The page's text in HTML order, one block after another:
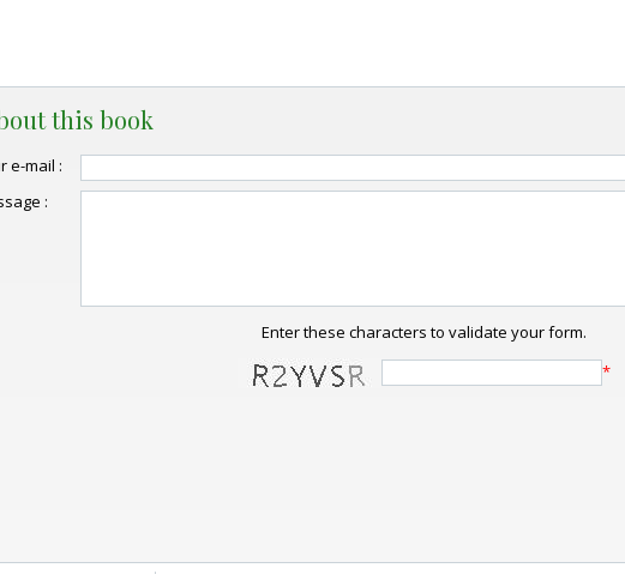
this book
e-mail :
:
Enter these characters to validate your form.
*